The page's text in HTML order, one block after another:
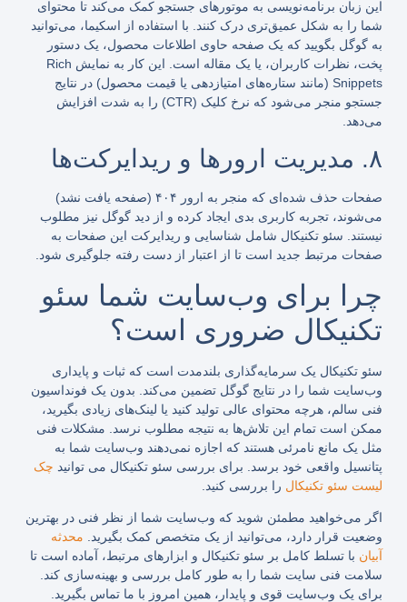
این زبان برنامه‌نویسی به موتورهای جستجو کمک می‌کند تا محتوای
شما را به شکل عمیق‌تری درک کنند. با استفاده از اسکیما، می‌توانید
به گوگل بگویید که یک صفحه حاوی اطلاعات محصول، یک دستور
پخت، نظرات کاربران، یا یک مقاله است. این کار به نمایش Rich
Snippets (مانند ستاره‌های امتیازدهی یا قیمت محصول) در نتایج
جستجو منجر می‌شود که نرخ کلیک (CTR) را به شدت افزایش
می‌دهد.
۸. مدیریت ارورها و ریدایرکت‌ها
صفحات حذف شده‌ای که منجر به ارور ۴۰۴ (صفحه یافت نشد)
می‌شوند، تجربه کاربری بدی ایجاد کرده و از دید گوگل نیز مطلوب
نیستند. سئو تکنیکال شامل شناسایی و ریدایرکت این صفحات به
صفحات مرتبط جدید است تا از اعتبار از دست رفته جلوگیری شود.
چرا برای وب‌سایت شما سئو
تکنیکال ضروری است؟
سئو تکنیکال یک سرمایه‌گذاری بلندمدت است که ثبات و پایداری
وب‌سایت شما را در نتایج گوگل تضمین می‌کند. بدون یک فونداسیون
فنی سالم، هرچه محتوای عالی تولید کنید یا لینک‌های زیادی بگیرید،
ممکن است تمام این تلاش‌ها به نتیجه مطلوب نرسد. مشکلات فنی
مثل یک مانع نامرئی هستند که اجازه نمی‌دهند وب‌سایت شما به
پتانسیل واقعی خود برسد. برای بررسی سئو تکنیکال می توانید چک
لیست سئو تکنیکال را بررسی کنید.
اگر می‌خواهید مطمئن شوید که وب‌سایت شما از نظر فنی در بهترین
وضعیت قرار دارد، می‌توانید از یک متخصص کمک بگیرید. محدثه
آبیان با تسلط کامل بر سئو تکنیکال و ابزارهای مرتبط، آماده است تا
سلامت فنی سایت شما را به طور کامل بررسی و بهینه‌سازی کند.
برای یک وب‌سایت قوی و پایدار، همین امروز با ما تماس بگیرید.